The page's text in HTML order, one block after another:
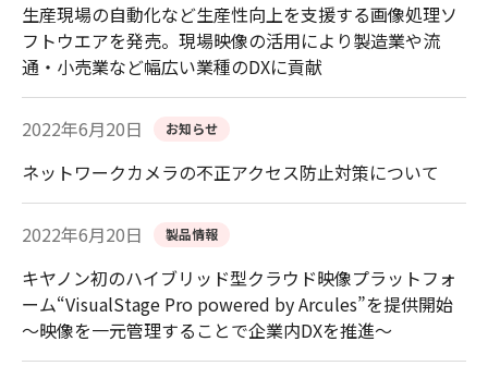
生産現場の自動化など生産性向上を支援する画像処理ソ
フトウエアを発売。現場映像の活用により製造業や流
通・小売業など幅広い業種のDXに貢献
2022年6月20日 お知らせ
ネットワークカメラの不正アクセス防止対策について
2022年6月20日 製品情報
キヤノン初のハイブリッド型クラウド映像プラットフォ
ーム“VisualStage Pro powered by Arcules”を提供開始
～映像を一元管理することで企業内DXを推進～